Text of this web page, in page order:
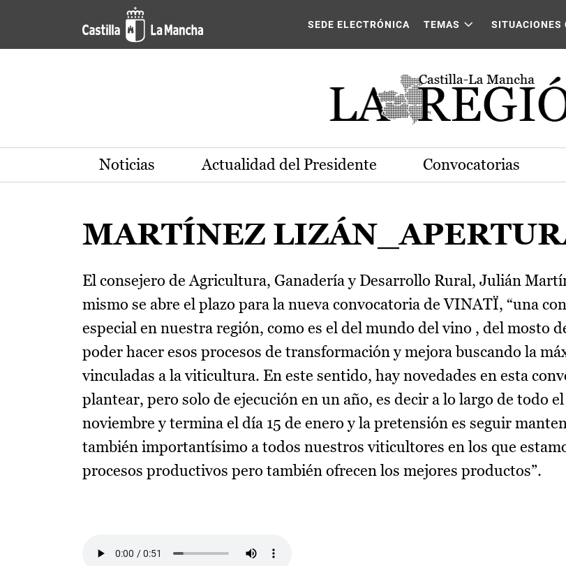
Pasar al contenido principal
SEDE ELECTRÓNICA TEMAS SITUACIONES
Noticias Actualidad del Presidente Convocatorias
MARTÍNEZ
El consejero de Agricultura, Ganadería y Desarrollo Rural, Julián
mismo se abre el plazo para la nueva convocatoria de VINATÏ, “una
especial en nuestra región, como es el del mundo del vino , del mosto
poder hacer esos procesos de transformación y mejora buscando la
vinculadas a la viticultura. En este sentido, hay novedades en esta
plantear, pero solo de ejecución en un año, es decir a lo largo de todo
noviembre y termina el día 15 de enero y la pretensión es seguir
también importantísimo a todos nuestros viticultores en los que
procesos productivos pero también ofrecen los mejores productos”.